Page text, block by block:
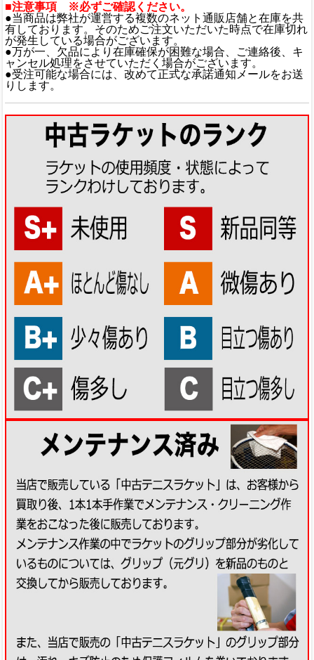
■注意事項 ※必ずご確認ください。
●当商品は弊社が運営する複数のネット通販店舗と在庫を共
有しております。そのためご注文いただいた時点で在庫切れ
が発生している場合がございます。
●万が一、欠品により在庫確保が困難な場合、ご連絡後、キ
ャンセル処理をさせていただく場合がございます。
●受注可能な場合には、改めて正式な承諾通知メールをお送
りします。